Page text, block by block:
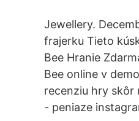
Jewellery.
frajerku Tieto
Bee Hranie
Bee online v
recenziu hry skôr
- peniaze